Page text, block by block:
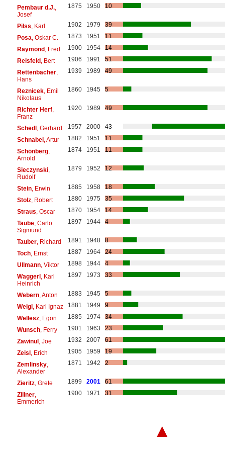
Pembaur d.J.,
Josef
1875 1950 10
Pilss , Karl 1902 1979
39
Posa , Oskar C. 1873 1951
11
Raymond, Fred 1900 1954
14
Reisfeld, Bert 1906 1991
51
Rettenbacher,
Hans
1939 1989 49
Reznicek, Emil
Nikolaus
1860 1945 5
Richter Herf,
Franz
1920 1989 49
Schedl, Gerhard 1957 2000
43
Schnabel, Artur 1882 1951
11
Schönberg,
Arnold
1874 1951 11
Sieczynski,
Rudolf
1879 1952 12
Stein, Erwin 1885 1958
18
Stolz, Robert 1880 1975
35
Straus , Oscar 1870 1954
14
Taube, Carlo
Sigmund
1897 1944 4
Tauber, Richard 1891 1948
8
Toch, Ernst 1887 1964
24
Ullmann, Viktor 1898 1944
4
Waggerl, Karl
Heinrich
1897 1973 33
Webern, Anton 1883 1945
5
Weigl, Karl Ignaz 1881 1949
9
Wellesz, Egon 1885 1974
34
Wunsch, Ferry 1901 1963
23
Zawinul, Joe 1932 2007
61
Zeisl, Erich 1905 1959
19
Zemlinsky,
Alexander
1871 1942 2
Zieritz, Grete 1899 2001
61
Zillner,
Emmerich
1900 1971 31
▲